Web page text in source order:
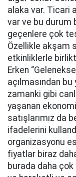
alaka var. Ticari
var ve bu durum
geçenlere çok
Özellikle akşam
etkinliklerle
Erken
açılmasından
zamanki gibi
yaşanan
satışlarımız da
ifadelerini
organizasyonu
fiyatlar biraz
burada daha çok